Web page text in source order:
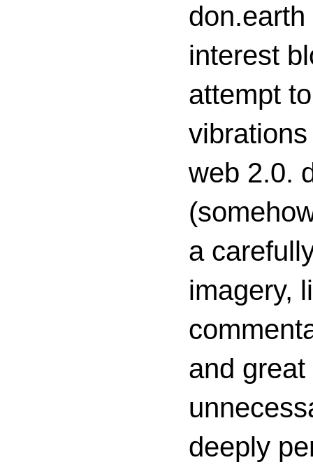
interest
attempt
web 2.0.
a
imagery,
and
deeply